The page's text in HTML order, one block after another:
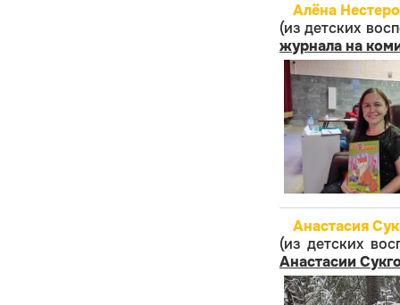
Алёна
(из детских
журнала на
Анастасия
(из детских
Анастасии